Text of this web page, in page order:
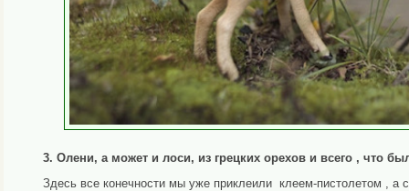
3. Олени, а может и лоси, из грецких орехов и всего , что
Здесь все конечности мы уже приклеили клеем-пистолетом , а